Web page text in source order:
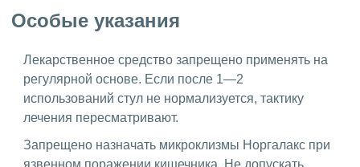
Особые указания
Лекарственное средство запрещено применять на
регулярной основе. Если после 1—2
использований стул не нормализуется, тактику
лечения пересматривают.
Запрещено назначать микроклизмы Норгалакс при